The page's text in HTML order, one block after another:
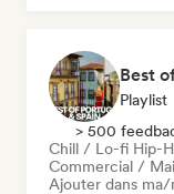
Best
Playlist
> 500
Chill / Lo-fi Hip-
Commercial /
Ajouter dans ma/